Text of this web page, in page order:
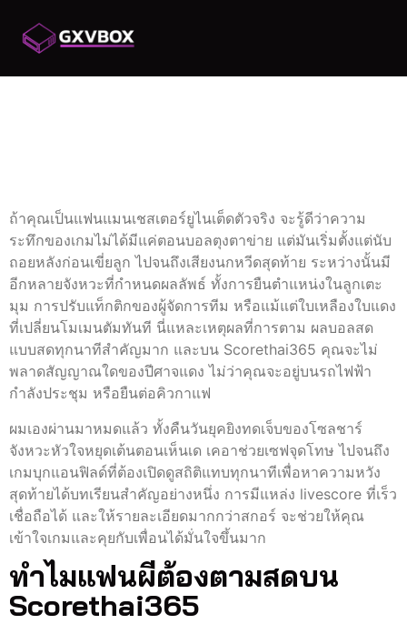
ถ้าคุณเป็นแฟนแมนเชสเตอร์ยูไนเต็ดตัวจริง จะรู้ดีว่าความ
ระทึกของเกมไม่ได้มีแค่ตอนบอลตุงตาข่าย แต่มันเริ่มตั้งแต่นับ
ถอยหลังก่อนเขี่ยลูก ไปจนถึงเสียงนกหวีดสุดท้าย ระหว่างนั้นมี
อีกหลายจังหวะที่กำหนดผลลัพธ์ ทั้งการยืนตำแหน่งในลูกเตะ
มุม การปรับแท็กติกของผู้จัดการทีม หรือแม้แต่ใบเหลืองใบแดง
ที่เปลี่ยนโมเมนตัมทันที นี่แหละเหตุผลที่การตาม ผลบอลสด
แบบสดทุกนาทีสำคัญมาก และบน Scorethai365 คุณจะไม่
พลาดสัญญาณใดของปีศาจแดง ไม่ว่าคุณจะอยู่บนรถไฟฟ้า
กำลังประชุม หรือยืนต่อคิวกาแฟ
ผมเองผ่านมาหมดแล้ว ทั้งคืนวันยุคยิงทดเจ็บของโซลชาร์
จังหวะหัวใจหยุดเต้นตอนเห็นเด เคอาช่วยเซฟจุดโทษ ไปจนถึง
เกมบุกแอนฟิลด์ที่ต้องเปิดดูสถิติแทบทุกนาทีเพื่อหาความหวัง
สุดท้ายได้บทเรียนสำคัญอย่างหนึ่ง การมีแหล่ง livescore ที่เร็ว
เชื่อถือได้ และให้รายละเอียดมากกว่าสกอร์ จะช่วยให้คุณ
เข้าใจเกมและคุยกับเพื่อนได้มั่นใจขึ้นมาก
ทำไมแฟนผีต้องตามสดบน
Scorethai365